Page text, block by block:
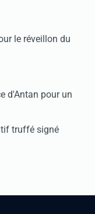
le réveillon du
d'Antan pour un
truffé signé